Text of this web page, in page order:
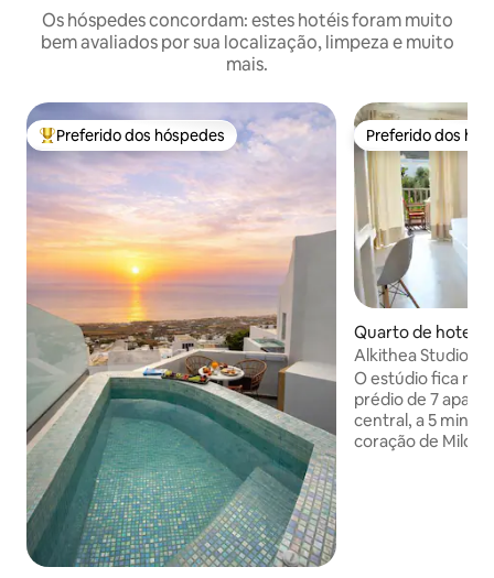
Os hóspedes concordam: estes hotéis foram muito
bem avaliados por sua localização, limpeza e muito
mais.
Entre os melhores preferidos dos hóspedes
Preferido dos hóspedes Preferido dos
Preferido dos
Quarto de hotel ⋅
Alkithea Studios
O estúdio fica no
prédio de 7
central, a 5
coração de Milos.